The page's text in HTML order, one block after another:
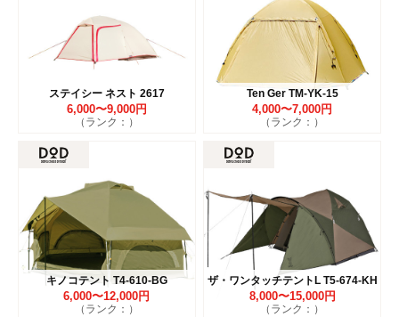
ステイシー ネスト 2617
6,000〜9,000円
（ランク：）
Ten Ger TM-YK-15
4,000〜7,000円
（ランク：）
キノコテント T4-610-BG
6,000〜12,000円
（ランク：）
ザ・ワンタッチテントL T5-674-KH
8,000〜15,000円
（ランク：）